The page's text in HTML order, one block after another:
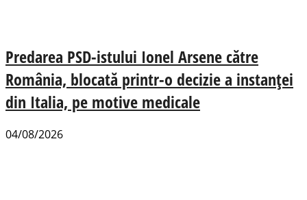
Predarea PSD-istului Ionel Arsene către
România, blocată printr-o decizie a instanței
din Italia, pe motive medicale
04/08/2026